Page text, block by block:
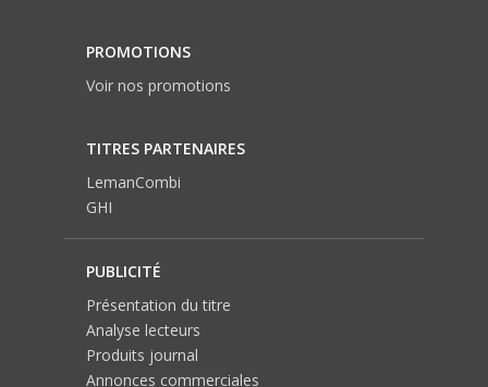
PROMOTIONS
Voir nos promotions
TITRES PARTENAIRES
LemanCombi
GHI
PUBLICITÉ
Présentation du titre
Analyse lecteurs
Produits journal
Annonces commerciales